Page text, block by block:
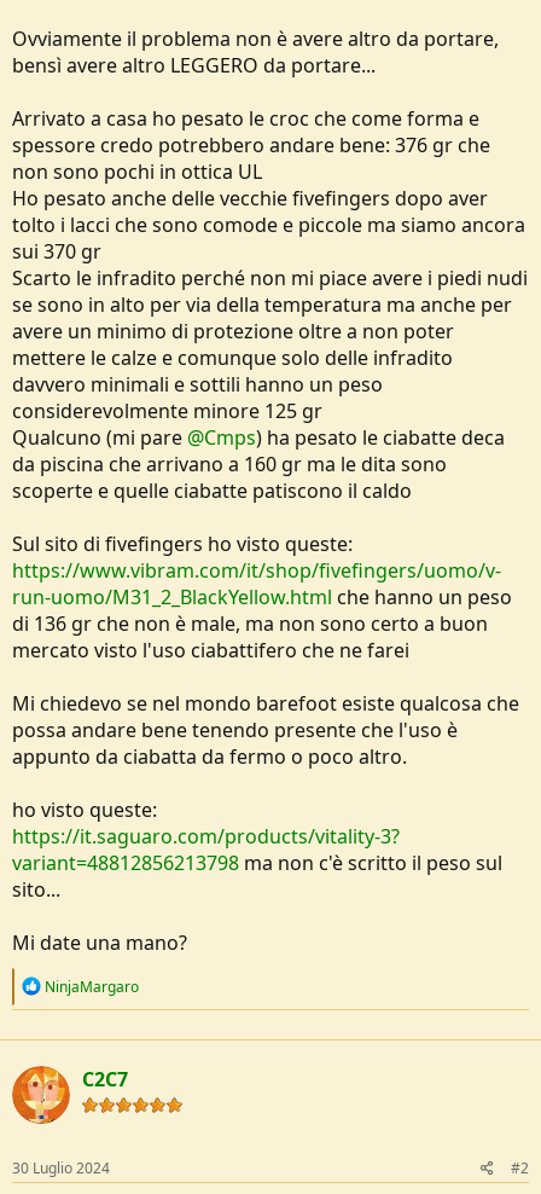
Ovviamente il problema non è avere altro da portare,
bensì avere altro LEGGERO da portare...
Arrivato a casa ho pesato le croc che come forma e
spessore credo potrebbero andare bene: 376 gr che
non sono pochi in ottica UL
Ho pesato anche delle vecchie fivefingers dopo aver
tolto i lacci che sono comode e piccole ma siamo ancora
sui 370 gr
Scarto le infradito perché non mi piace avere i piedi nudi
se sono in alto per via della temperatura ma anche per
avere un minimo di protezione oltre a non poter
mettere le calze e comunque solo delle infradito
davvero minimali e sottili hanno un peso
considerevolmente minore 125 gr
Qualcuno (mi pare @Cmps) ha pesato le ciabatte deca
da piscina che arrivano a 160 gr ma le dita sono
scoperte e quelle ciabatte patiscono il caldo
Sul sito di fivefingers ho visto queste:
https://www.vibram.com/it/shop/fivefingers/uomo/v-
run-uomo/M31_2_BlackYellow.html che hanno un peso
di 136 gr che non è male, ma non sono certo a buon
mercato visto l'uso ciabattifero che ne farei
Mi chiedevo se nel mondo barefoot esiste qualcosa che
possa andare bene tenendo presente che l'uso è
appunto da ciabatta da fermo o poco altro.
ho visto queste:
https://it.saguaro.com/products/vitality-3?
variant=48812856213798 ma non c'è scritto il peso sul
sito...
Mi date una mano?
R
c
t
i
o
n
NinjaMargaro
C2C7
30 Luglio 2024 #2